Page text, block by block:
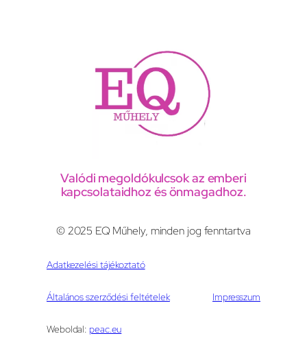
Valódi megoldókulcsok az emberi
kapcsolataidhoz és önmagadhoz.
© 2025 EQ Műhely, minden jog fenntartva
Adatkezelési tájékoztató
Általános szerződési feltételek Impresszum
Weboldal: peac.eu